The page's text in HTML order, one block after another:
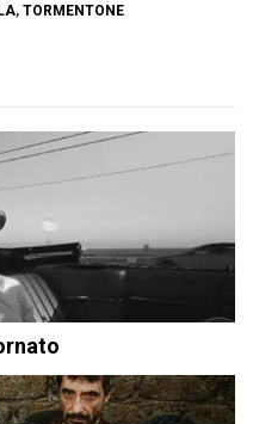
, TORMENTONE